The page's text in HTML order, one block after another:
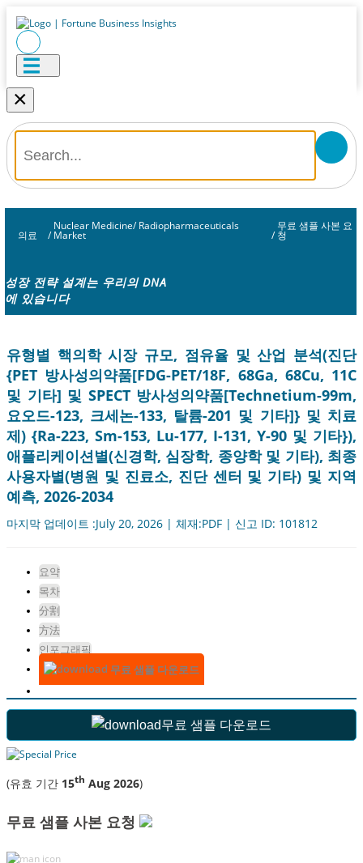
×
의료 /
Nuclear Medicine/ Radiopharmaceuticals
Market /
무료 샘플 사본 요
청
성장 전략 설계는 우리의 DNA
에 있습니다
유형별 핵의학 시장 규모, 점유율 및 산업 분석(진단
{PET 방사성의약품[FDG-PET/18F, 68Ga, 68Cu, 11C
및 기타] 및 SPECT 방사성의약품[Technetium-99m,
요오드-123, 크세논-133, 탈륨-201 및 기타]} 및 치료
제) {Ra-223, Sm-153, Lu-177, I-131, Y-90 및 기타}),
애플리케이션별(신경학, 심장학, 종양학 및 기타), 최종
사용자별(병원 및 진료소, 진단 센터 및 기타) 및 지역
예측, 2026-2034
마지막 업데이트 :July 20, 2026 | 체재:PDF | 신고 ID: 101812
요약
목차
分割
方法
인포그래픽
무료 샘플 다운로드
무료 샘플 다운로드
(유효 기간 15th Aug 2026)
무료 샘플 사본 요청